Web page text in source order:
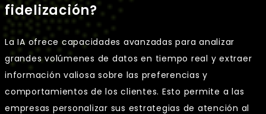
fidelización?
La IA ofrece capacidades avanzadas para analizar
grandes volúmenes de datos en tiempo real y extraer
información valiosa sobre las preferencias y
comportamientos de los clientes. Esto permite a las
empresas personalizar sus estrategias de atención al